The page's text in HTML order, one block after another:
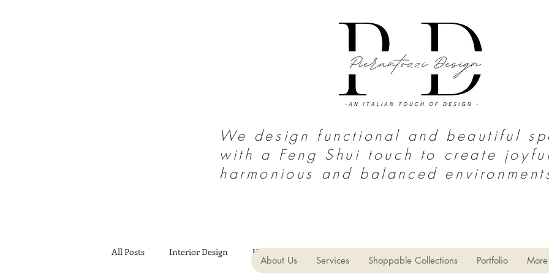
We design functional and beautiful
with a Feng Shui touch to create
harmonious and balanced
All Posts Interior Design Healthy Home Home Decor Limpieza del hogar Estilo
About Us Services Shoppable Collections Portfolio More